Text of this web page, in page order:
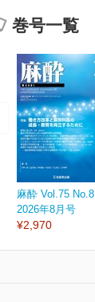
巻号一覧
麻酔 Vol.75 No.8
2026年8月号
¥2,970